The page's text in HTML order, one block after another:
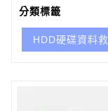
分類標籤
HDD硬碟資料